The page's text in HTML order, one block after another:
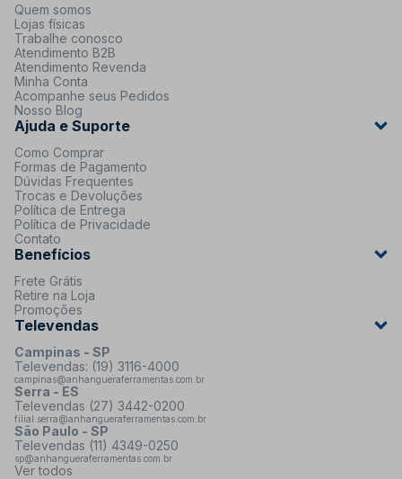
Quem somos
Lojas físicas
Trabalhe conosco
Atendimento B2B
Atendimento Revenda
Minha Conta
Acompanhe seus Pedidos
Nosso Blog
Ajuda e Suporte
Como Comprar
Formas de Pagamento
Dúvidas Frequentes
Trocas e Devoluções
Política de Entrega
Política de Privacidade
Contato
Benefícios
Frete Grátis
Retire na Loja
Promoções
Televendas
Campinas - SP
Televendas: (19) 3116-4000
campinas@anhangueraferramentas.com.br
Serra - ES
Televendas (27) 3442-0200
filial.serra@anhangueraferramentas.com.br
São Paulo - SP
Televendas (11) 4349-0250
sp@anhangueraferramentas.com.br
Ver todos